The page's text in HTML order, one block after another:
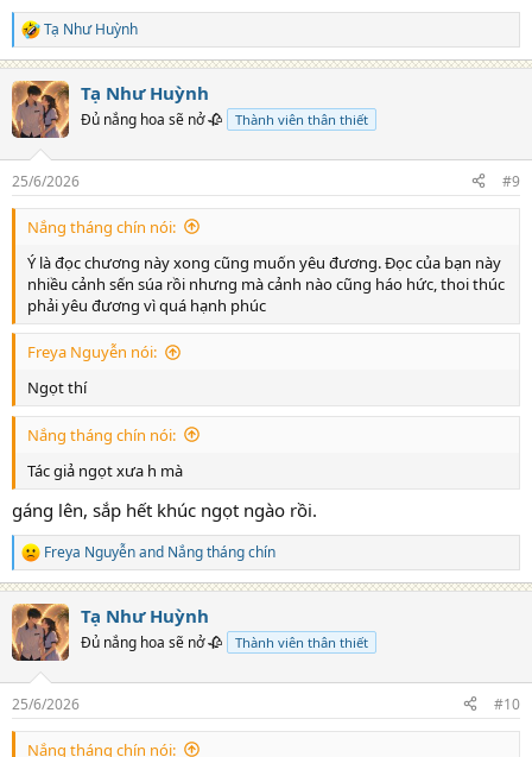
R
e
c
i
s
:
Tạ Như Huỳnh
Tạ Như Huỳnh
Đủ nắng hoa sẽ nở 🥀 Thành viên thân thiết
25/6/2026 #9
Nắng tháng chín nói:
Ý là đọc chương này xong cũng muốn yêu đương. Đọc của bạn này
nhiều cảnh sến súa rồi nhưng mà cảnh nào cũng háo hức, thoi thúc
phải yêu đương vì quá hạnh phúc
Freya Nguyễn nói:
Ngọt thí
Nắng tháng chín nói:
Tác giả ngọt xưa h mà
gáng lên, sắp hết khúc ngọt ngào rồi.
R
e
c
i
s
:
Freya Nguyễnand Nắng tháng chín
Tạ Như Huỳnh
Đủ nắng hoa sẽ nở 🥀 Thành viên thân thiết
25/6/2026 #10
Nắng tháng chín nói: